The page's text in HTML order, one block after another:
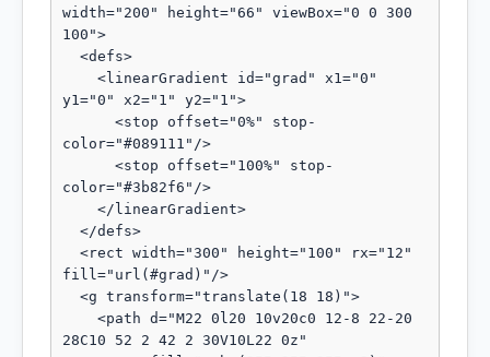
width="200" height="66" viewBox="0 0 300
100">
y1="0" x2="1" y2="1">
color="#089111"/>
color="#3b82f6"/>
fill="url(#grad)"/>
28C10 52 2 42 2 30V10L22 0z"